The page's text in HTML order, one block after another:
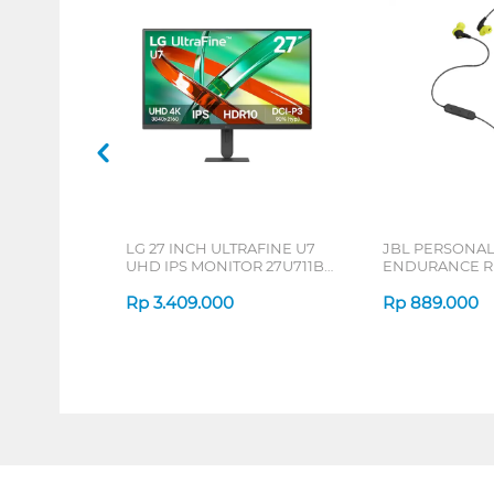
LG 27 INCH ULTRAFINE U7
UHD IPS MONITOR 27U711B-
Rp 3.409.000
JBL
ENDURANCE
Rp 889.000